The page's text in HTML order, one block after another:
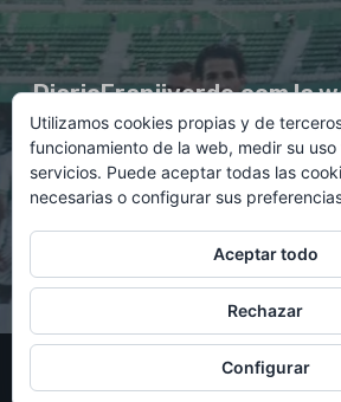
DiarioFranjiverde.com la
información del
Contacto en:
© Copyright 2021 - Gestión y diseño por
Política de cookies Política de privacidad
Utilizamos cookies propias y de
funcionamiento de la web, medir su
servicios. Puede aceptar todas las
necesarias o configurar sus
Aceptar todo
Rechazar
Configurar